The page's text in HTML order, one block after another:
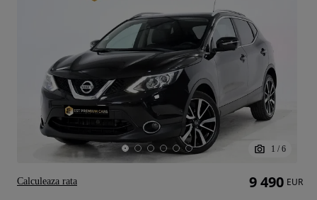
1 / 6
9 490 EUR
Calculeaza rata